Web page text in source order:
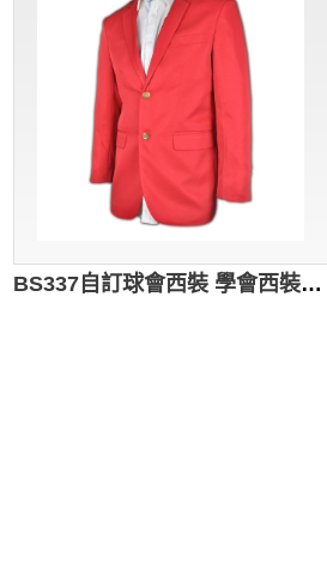
BS337自訂球會西裝 學會西裝度身訂造 西裝搭配 訂做西裝外套 西裝供應商